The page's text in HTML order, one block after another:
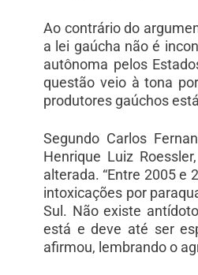
Ao contrário do
a lei gaúcha não é
autônoma pelos
questão veio à tona
produtores gaúchos
Segundo Carlos
Henrique Luiz
alterada. “Entre 2005 e
intoxicações por
Sul. Não existe
está e deve até ser
afirmou, lembrando o